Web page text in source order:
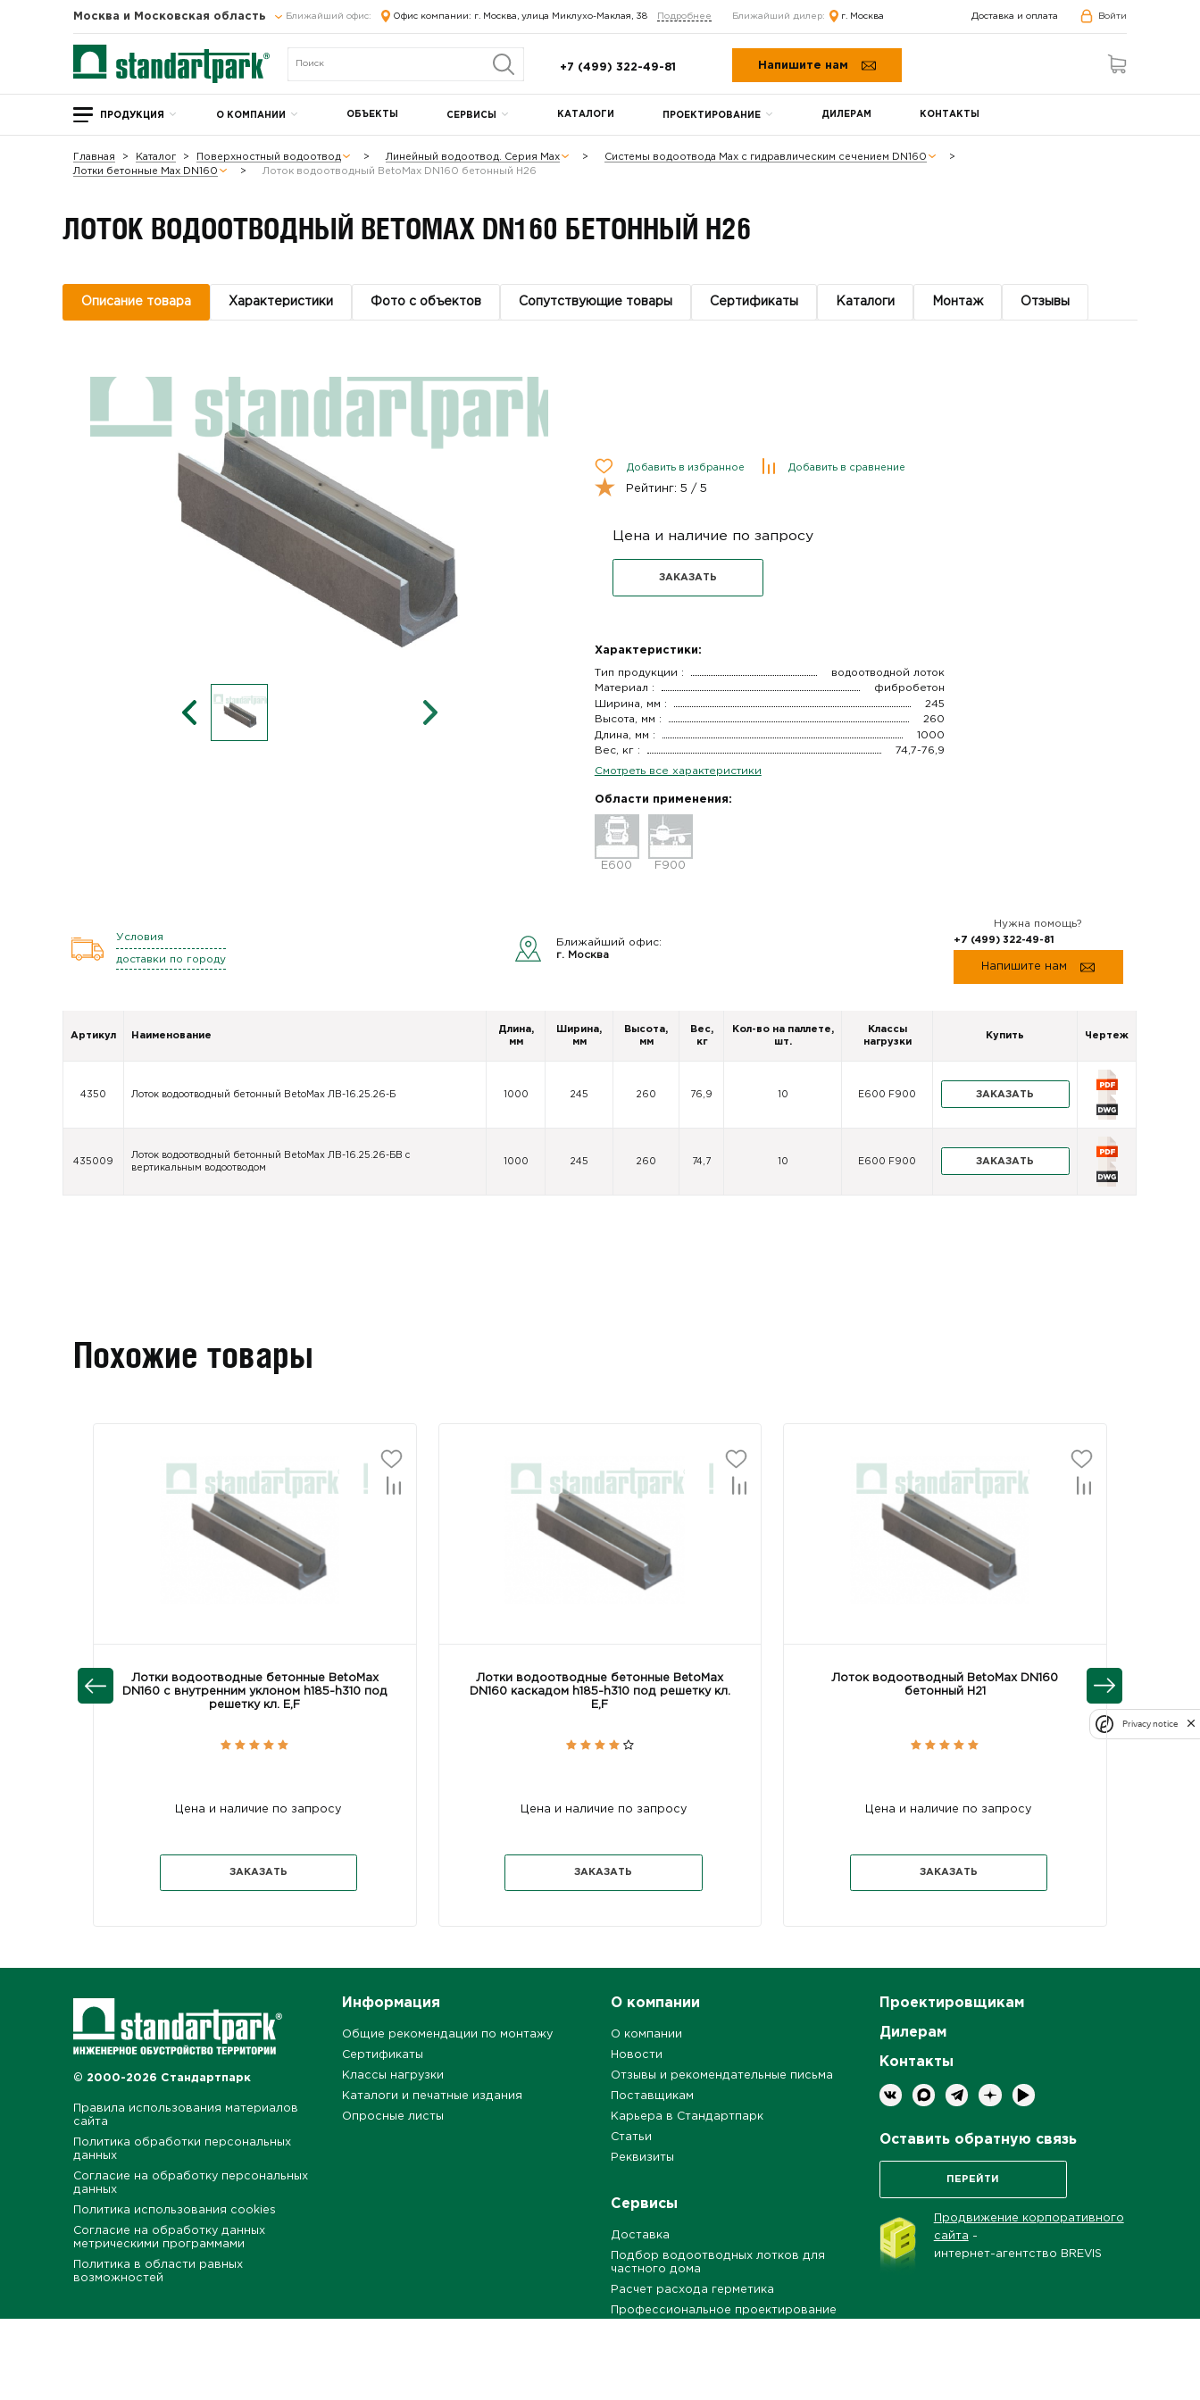
Москва и Московская область Ближайший офис: Офис компании: г. Москва, улица Миклухо-Маклая, 38 Подробнее Ближайший дилер: г. Москва Доставка и оплата Войти
+7 (499) 322-49-81 Напишите нам
ПРОДУКЦИЯ О КОМПАНИИ ОБЪЕКТЫ СЕРВИСЫ КАТАЛОГИ ПРОЕКТИРОВАНИЕ ДИЛЕРАМ КОНТАКТЫ
Главная Каталог Поверхностный водоотвод Линейный водоотвод. Серия Max
Системы водоотвода Max с гидравлическим сечением DN160
Лотки бетонные Max DN160
Лоток водоотводный BetoMax DN160 бетонный Н26
ЛОТОК ВОДООТВОДНЫЙ BETOMAX DN160 БЕТОННЫЙ Н26
Описание товара Характеристики Фото с объектов Сопутствующие товары Сертификаты Каталоги Монтаж Отзывы
Добавить в избранное Добавить в сравнение
Рейтинг: 5 / 5
Цена и наличие по запросу
ЗАКАЗАТЬ
Характеристики:
Тип продукции :
водоотводной лоток
Материал :
фибробетон
Ширина, мм :
245
Высота, мм :
260
Длина, мм :
1000
Вес, кг :
74,7-76,9
Смотреть все характеристики
Области применения:
E600 F900
Условия
доставки по городу
Ближайший офис:
г. Москва
Нужна помощь?
+7 (499) 322-49-81
Напишите нам
Артикул Наименование
Длина,
мм
Ширина,
мм
Высота,
мм
Вес,
кг
Кол-во на паллете,
шт.
Классы
нагрузки
Купить Чертеж
4350 Лоток водоотводный бетонный BetoMax ЛВ-16.25.26-Б 1000 245 260 76,9 10 E600 F900 ЗАКАЗАТЬ
435009
Лоток водоотводный бетонный BetoMax ЛВ-16.25.26-БВ с
вертикальным водоотводом
1000 245 260 74,7 10 E600 F900 ЗАКАЗАТЬ
Похожие товары
Лотки водоотводные бетонные BetoMax
DN160 с внутренним уклоном h185-h310 под
решетку кл. Е,F
Цена и наличие по запросу
ЗАКАЗАТЬ
Лотки водоотводные бетонные BetoMax
DN160 каскадом h185-h310 под решетку кл.
Е,F
Цена и наличие по запросу
ЗАКАЗАТЬ
Лоток водоотводный BetoMax DN160
бетонный Н21
Цена и наличие по запросу
ЗАКАЗАТЬ
© 2000-2026 Стандартпарк
Правила использования материалов
сайта
Политика обработки персональных
данных
Согласие на обработку персональных
данных
Политика использования cookies
Согласие на обработку данных
метрическими программами
Политика в области равных
возможностей
Информация
Общие рекомендации по монтажу
Сертификаты
Классы нагрузки
Каталоги и печатные издания
Опросные листы
О компании
О компании
Новости
Отзывы и рекомендательные письма
Поставщикам
Карьера в Стандартпарк
Статьи
Реквизиты
Сервисы
Доставка
Подбор водоотводных лотков для
частного дома
Расчет расхода герметика
Профессиональное проектирование
Проектировщикам
Дилерам
Контакты
Оставить обратную связь
ПЕРЕЙТИ
Продвижение корпоративного
сайта -
интернет-агентство BREVIS
Privacy notice